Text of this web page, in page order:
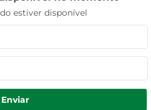
estiver disponível
Enviar